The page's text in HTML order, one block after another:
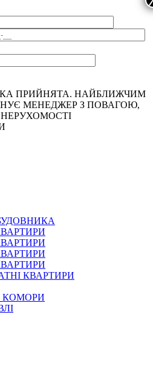
ПРИЙНЯТА. НАЙБЛИЖЧИМ
МЕНЕДЖЕР З ПОВАГОЮ,
КВАРТИРИ
КОМОРИ